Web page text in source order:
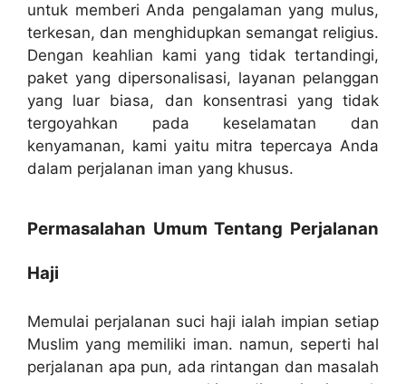
untuk memberi Anda pengalaman yang mulus,
terkesan, dan menghidupkan semangat religius.
Dengan keahlian kami yang tidak tertandingi,
paket yang dipersonalisasi, layanan pelanggan
yang luar biasa, dan konsentrasi yang tidak
tergoyahkan pada keselamatan dan
kenyamanan, kami yaitu mitra tepercaya Anda
dalam perjalanan iman yang khusus.
Permasalahan Umum Tentang Perjalanan
Haji
Memulai perjalanan suci haji ialah impian setiap
Muslim yang memiliki iman. namun, seperti hal
perjalanan apa pun, ada rintangan dan masalah